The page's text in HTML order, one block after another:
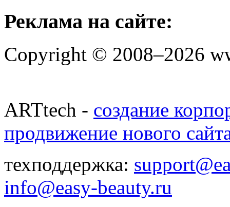
Реклама на сайте:
Copyright © 2008–2026
ARTtech - создание
продвижение нового
техподдержка:
info@easy-beauty.ru